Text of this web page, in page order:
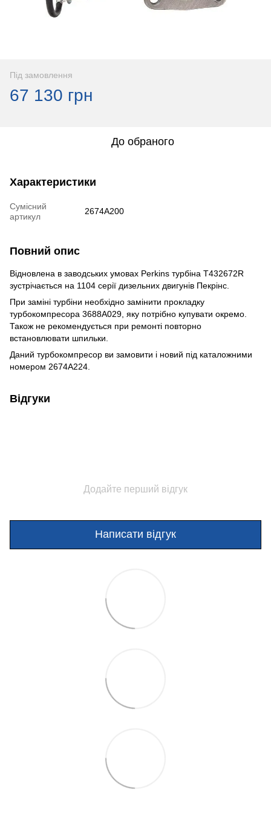
Під замовлення
67 130 грн
До обраного
Характеристики
Сумісний
артикул
2674A200
Повний опис
Відновлена в заводських умовах Perkins турбіна T432672R
зустрічається на 1104 серії дизельних двигунів Пекрінс.
При заміні турбіни необхідно замінити прокладку
турбокомпресора 3688A029, яку потрібно купувати окремо.
Також не рекомендується при ремонті повторно
встановлювати шпильки.
Даний турбокомпресор ви замовити і новий під каталожними
номером 2674A224.
Відгуки
Додайте перший відгук
Написати відгук